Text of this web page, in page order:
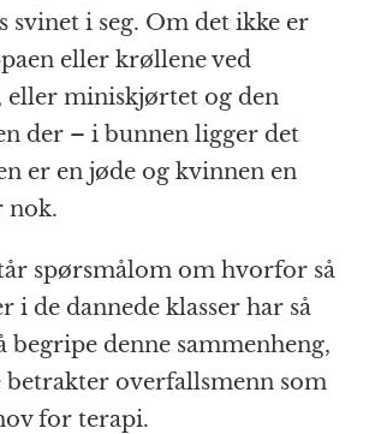
svinet i seg. Om det ikke er
eller krøllene ved
eller miniskjørtet og den
der – i bunnen ligger det
er en jøde og kvinnen en
nok.
spørsmålom om hvorfor så
i de dannede klasser har så
begripe denne sammenheng,
overfallsmenn som
for terapi.